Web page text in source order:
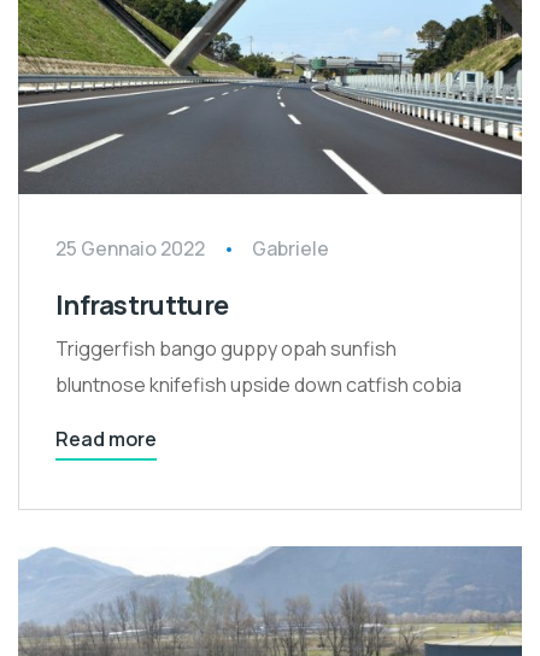
25 Gennaio 2022 Gabriele
Infrastrutture
Triggerfish bango guppy opah sunfish
bluntnose knifefish upside down catfish cobia
Read more